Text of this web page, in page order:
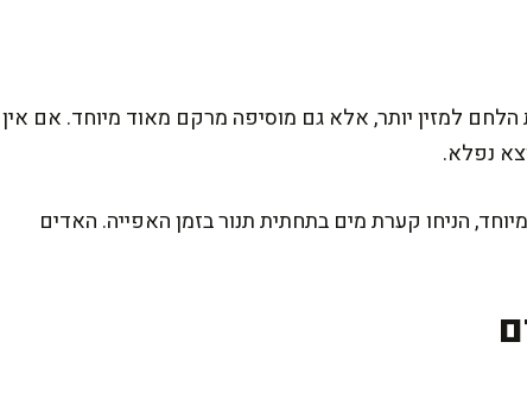
למזין יותר, אלא גם מוסיפה מרקם מאוד מיוחד. אם אין
נפלא.
הניחו קערת מים בתחתית תנור בזמן האפייה. האדים